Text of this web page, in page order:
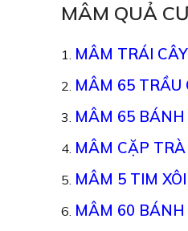
MÂM QUẢ
MÂM TRÁI
MÂM 65 TRẦU
MÂM 65 BÁNH
MÂM CẶP
MÂM 5 TIM
MÂM 60 BÁNH